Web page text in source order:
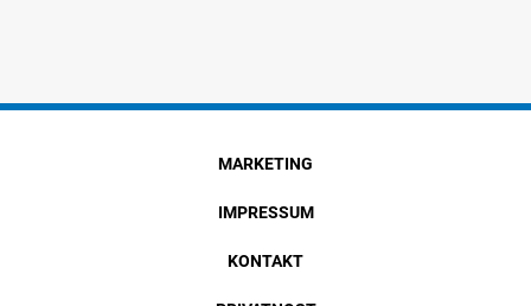
MARKETING
IMPRESSUM
KONTAKT